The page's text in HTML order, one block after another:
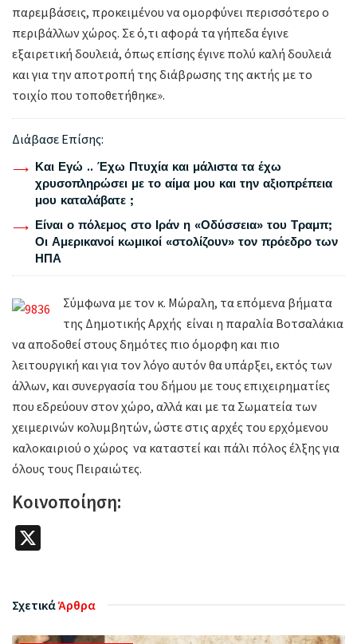
παρεμβάσεις, προκειμένου να ομορφύνει περισσότερο ο
περιβάλλων χώρος. Σε ό,τι αφορά τα γήπεδα έγινε
εξαιρετική δουλειά, όπως επίσης έγινε πολύ καλή δουλειά
και για την αποτροπή της διάβρωσης της ακτής με το
τοιχίο που τοποθετήθηκε».
Διάβασε Επίσης:
Και Εγώ .. Έχω Πτυχία και μάλιστα τα έχω
χρυσοπληρώσει με το αίμα μου και την αξιοπρέπεια
μου καταλάβατε ;
Είναι ο πόλεμος στο Ιράν η «Οδύσσεια» του Τραμπ;
Οι Αμερικανοί κωμικοί «στολίζουν» τον πρόεδρο των
ΗΠΑ
Σύμφωνα με τον κ. Μώραλη, τα επόμενα βήματα
της Δημοτικής Αρχής είναι η παραλία Βοτσαλάκια
να αποδοθεί στους δημότες πιο όμορφη και πιο
λειτουργική και για τον λόγο αυτόν θα υπάρξει, εκτός των
άλλων, και συνεργασία του δήμου με τους επιχειρηματίες
που εδρεύουν στον χώρο, αλλά και με τα Σωματεία των
χειμερινών κολυμβητών, ώστε στις αρχές του ερχόμενου
καλοκαιριού ο χώρος να καταστεί και πάλι πόλος έλξης για
όλους τους Πειραιώτες.
Κοινοποίηση:
ΣχετικάΆρθρα